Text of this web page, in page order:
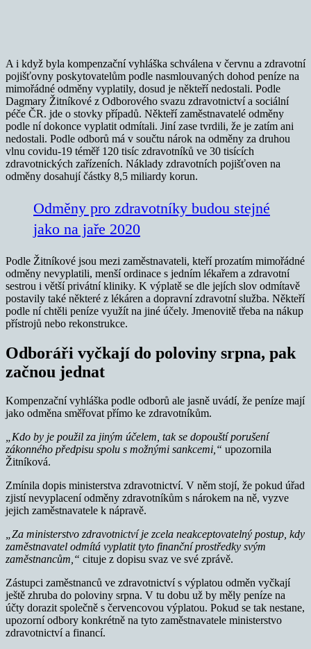
A i když byla kompenzační vyhláška schválena v červnu a zdravotní
pojišťovny poskytovatelům podle nasmlouvaných dohod peníze na
mimořádné odměny vyplatily, dosud je někteří nedostali. Podle
Dagmary Žitníkové z Odborového svazu zdravotnictví a sociální
péče ČR. jde o stovky případů. Někteří zaměstnavatelé odměny
podle ní dokonce vyplatit odmítali. Jiní zase tvrdili, že je zatím ani
nedostali. Podle odborů má v součtu nárok na odměny za druhou
vlnu covidu-19 téměř 120 tisíc zdravotníků ve 30 tisících
zdravotnických zařízeních. Náklady zdravotních pojišťoven na
odměny dosahují částky 8,5 miliardy korun.
Odměny pro zdravotníky budou stejné
jako na jaře 2020
Podle Žitníkové jsou mezi zaměstnavateli, kteří prozatím mimořádné
odměny nevyplatili, menší ordinace s jedním lékařem a zdravotní
sestrou i větší privátní kliniky. K výplatě se dle jejích slov odmítavě
postavily také některé z lékáren a dopravní zdravotní služba. Někteří
podle ní chtěli peníze využít na jiné účely. Jmenovitě třeba na nákup
přístrojů nebo rekonstrukce.
Odboráři vyčkají do poloviny srpna, pak
začnou jednat
Kompenzační vyhláška podle odborů ale jasně uvádí, že peníze mají
jako odměna směřovat přímo ke zdravotníkům.
„Kdo by je použil za jiným účelem, tak se dopouští porušení
zákonného předpisu spolu s možnými sankcemi,“ upozornila
Žitníková.
Zmínila dopis ministerstva zdravotnictví. V něm stojí, že pokud úřad
zjistí nevyplacení odměny zdravotníkům s nárokem na ně, vyzve
jejich zaměstnavatele k nápravě.
„Za ministerstvo zdravotnictví je zcela neakceptovatelný postup, kdy
zaměstnavatel odmítá vyplatit tyto finanční prostředky svým
zaměstnancům,“ cituje z dopisu svaz ve své zprávě.
Zástupci zaměstnanců ve zdravotnictví s výplatou odměn vyčkají
ještě zhruba do poloviny srpna. V tu dobu už by měly peníze na
účty dorazit společně s červencovou výplatou. Pokud se tak nestane,
upozorní odbory konkrétně na tyto zaměstnavatele ministerstvo
zdravotnictví a financí.